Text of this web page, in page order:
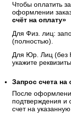
Чтобы оплатить
оформлении
счёт на оплату»
Для Физ. лиц:
(полностью).
Для Юр. Лиц (без
укажите
Запрос счета на
После
подтверждения и
счет на